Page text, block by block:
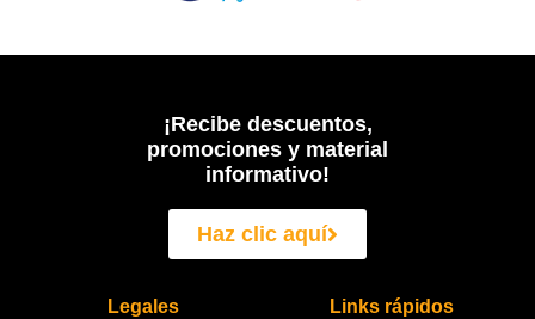
¡Recibe descuentos,
promociones y material
informativo!
Haz clic aquí
Legales
Links rápidos